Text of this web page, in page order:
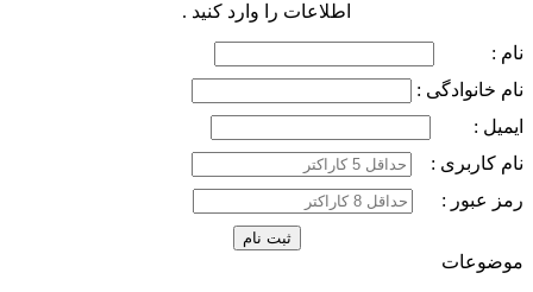
اطلاعات را وارد کنید .
نام :
نام خانوادگی :
ایمیل :
نام کاربری :
رمز عبور :
موضوعات